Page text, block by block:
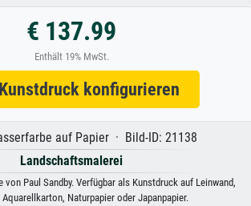
€ 137.99
Enthält 19% MwSt.
konfigurieren
auf Papier · Bild-ID: 21138
Landschaftsmalerei
von Paul Sandby. Verfügbar als Kunstdruck auf Leinwand,
Aquarellkarton, Naturpapier oder Japanpapier.